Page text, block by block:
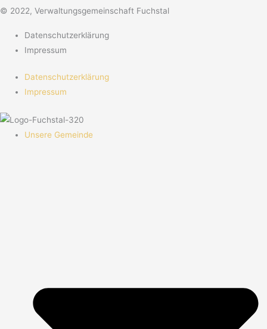
© 2022, Verwaltungsgemeinschaft Fuchstal
Datenschutzerklärung
Impressum
Datenschutzerklärung
Impressum
Unsere Gemeinde